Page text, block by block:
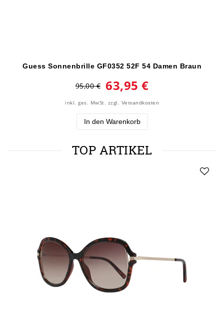
Guess Sonnenbrille GF0352 52F 54 Damen Braun
95,00 € 63,95 €
inkl. ges. MwSt. zzgl. Versandkosten
In den Warenkorb
TOP ARTIKEL